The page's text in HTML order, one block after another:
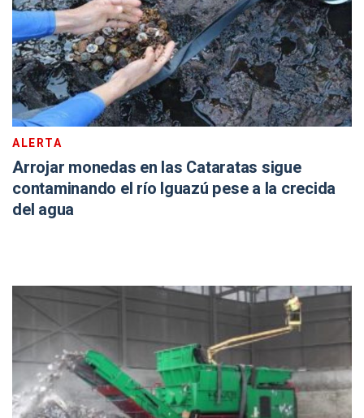
ALERTA
Arrojar monedas en las Cataratas sigue
contaminando el río Iguazú pese a la crecida
del agua